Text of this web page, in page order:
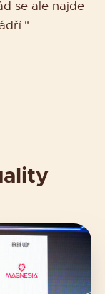
se ale najde